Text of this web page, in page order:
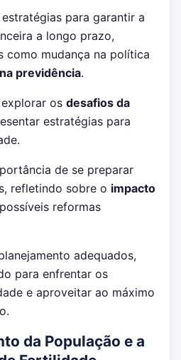
para garantir a
a longo prazo,
como mudança na política
previdência.
os desafios da
estratégias para
de se preparar
refletindo sobre o impacto
reformas
adequados,
para enfrentar os
e aproveitar ao máximo
da População e a